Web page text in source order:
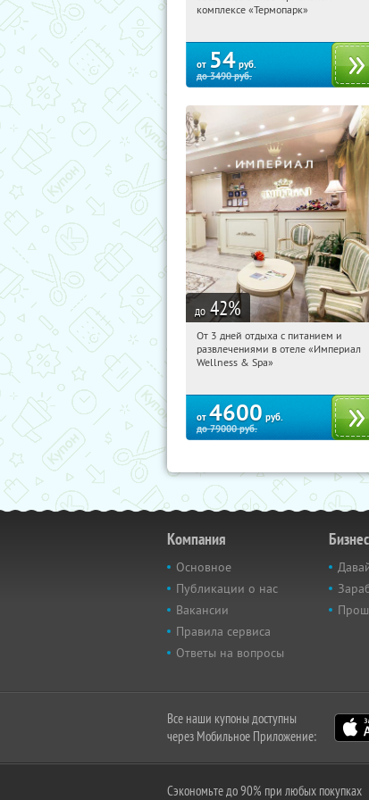
Московская обл., г. Балашиха, шоссе
комплексе «Термопарк»
от 54 руб.
до3490руб.
до 42%
12:22:34 Купили:
Калужская обл., г. Обнинск, Киевское
От 3 дней отдыха с питанием и
развлечениями в отеле «Империал
Wellness & Spa»
от 4600 руб.
до79000руб.
Компания
Основное
Публикации о нас
Вакансии
Правила сервиса
Ответы на вопросы
Все наши купоны доступны
через Мобильное Приложение:
Сэкономьте до 90% при любых покупках